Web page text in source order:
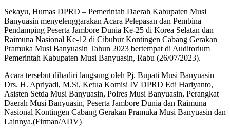
Sekayu, Humas DPRD – Pemerintah Daerah Kabupaten Musi
Banyuasin menyelenggarakan Acara Pelepasan dan Pembina
Pendamping Peserta Jambore Dunia Ke-25 di Korea Selatan dan
Raimuna Nasional Ke-12 di Cibubur Kontingen Cabang Gerakan
Pramuka Musi Banyuasin Tahun 2023 bertempat di Auditorium
Pemerintah Kabupaten Musi Banyuasin, Rabu (26/07/2023).
Acara tersebut dihadiri langsung oleh Pj. Bupati Musi Banyuasin
Drs. H. Apriyadi, M.Si, Ketua Komisi IV DPRD Edi Hariyanto,
Asisten Setda Musi Banyuasin, Polres Musi Banyuasin, Perangkat
Daerah Musi Banyuasin, Peserta Jambore Dunia dan Raimuna
Nasional Kontingen Cabang Gerakan Pramuka Musi Banyuasin dan
Lainnya.(Firman/ADV)